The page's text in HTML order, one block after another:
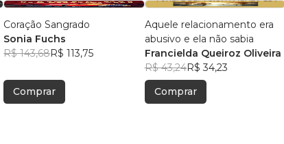
Coração Sangrado
Sonia Fuchs
R$ 143,68R$ 113,75
Comprar
Aquele relacionamento era
abusivo e ela não sabia
Francielda Queiroz Oliveira
R$ 43,24R$ 34,23
Comprar